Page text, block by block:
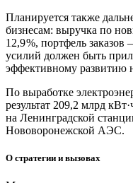
Планируется также
бизнесам: выручка по
12,9 %, портфель
усилий должен быть
эффективному развитию
По выработке
результат 209,2 млрд
на Ленинградской
Нововоронежской АЭС.
О стратегии и вызовах